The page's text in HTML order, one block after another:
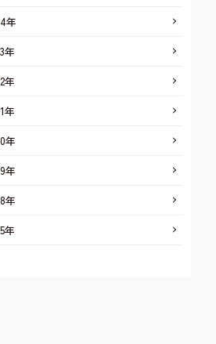
年
年
年
年
年
年
年
年